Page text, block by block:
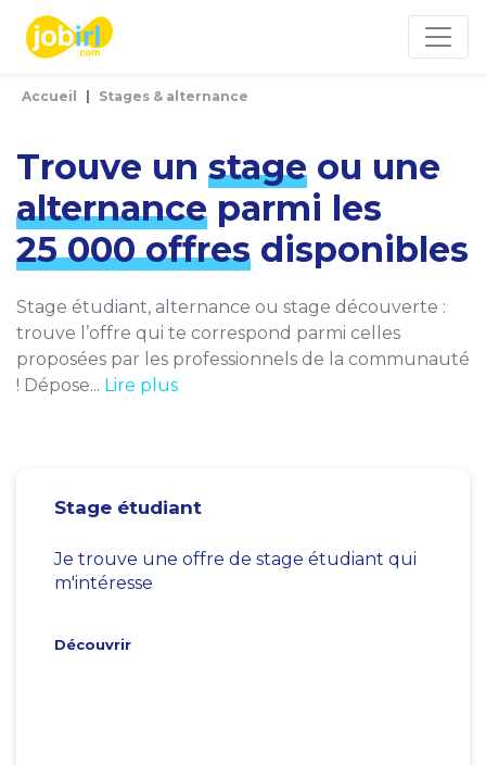
Accueil Stages & alternance
Trouve un stage ou une
alternance parmi les
25 000 offres disponibles
Stage étudiant, alternance ou stage découverte :
trouve l’offre qui te correspond parmi celles
proposées par les professionnels de la communauté
! Dépose... Lire plus
Stage étudiant
Je trouve une offre de stage étudiant qui
m'intéresse
Découvrir
Panneau de gestion des cookies